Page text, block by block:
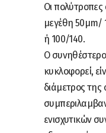
Οι πολύτροπες
μεγέθη 50μm/
ή 100/140.
Ο
κυκλοφορεί,
διάμετρος της
ενισχυτικών